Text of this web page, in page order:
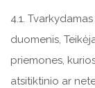
4.1.
duomenis,
priemones,
atsitiktinio ar